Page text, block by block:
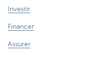
Investir
Financer
Assurer